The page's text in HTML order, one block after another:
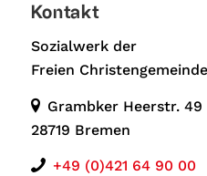
Kontakt
Sozialwerk der
Freien
Grambker Heerstr. 49
28719 Bremen
+49 (0)421 64 90 00